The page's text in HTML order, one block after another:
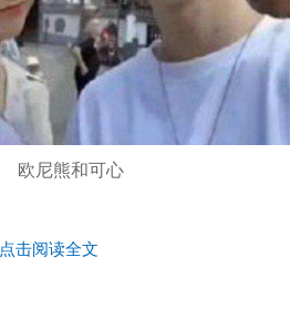
欧尼熊和可心
点击阅读全文